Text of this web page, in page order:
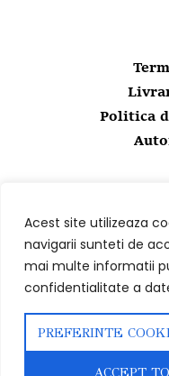
Acest site utilizeaza
navigarii sunteti de
mai multe informatii
confidentialitate a
PREFERINTE
ACCEPT
Politica